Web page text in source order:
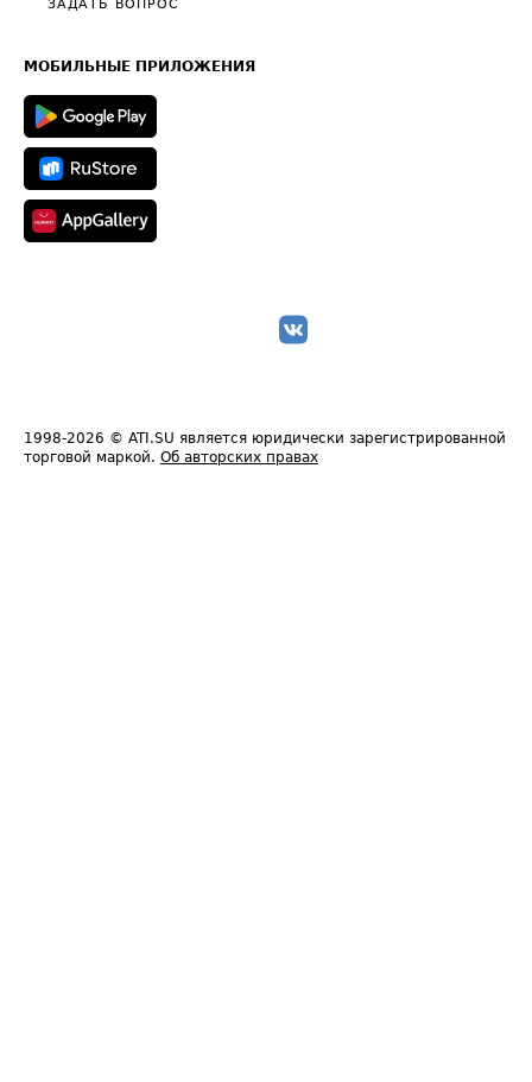
Общие положения
Техническая информация
ЗАДАТЬ ВОПРОС
МОБИЛЬНЫЕ ПРИЛОЖЕНИЯ
1998-2026 © ATI.SU является юридически зарегистрированной
торговой маркой. Об авторских правах